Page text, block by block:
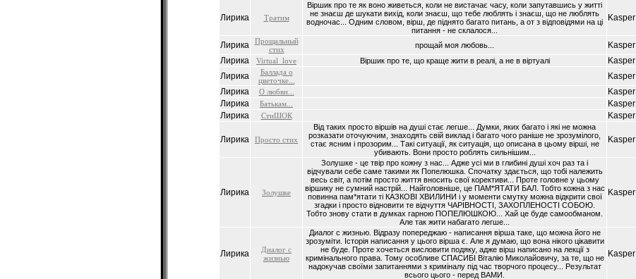
Лирика Тратим
Віршик про те як воно живеться, коли не вистачає часу, коли запутавшись у житті
не знаєш де шукати вихід, коли знаєш, що тебе люблять і знаєш, що не люблять
водночас... Одним словом, вірш, де піднято багато питань, а от з відповідями на ці
питання - не склалося...
Kasper
Лирика
Прощальный
стих
прощай моя любовь... Kasper
Лирика
Virtual_love Вiршик про те, що краще жити в реалi, а не в вiртуалi Kasper
Лирика
Баллада о
цветочке...
Kasper
Лирика
О любви... Kasper
Лирика
Батькам... Kasper
Лирика
СтиШОК Kasper
Лирика Просто стих
Вiд таких просто вiршiв на душi стає легше... Думки, яких багато i якi не можна
розказати оточуючим, знаходять свiй виклад i багато чого ранiше не зрозумiлого,
стає ясним i прозорим... Такi ситуацiї, як ситуацiя, що описана в цьому вiршi, не
убивають. Вони просто роблять сильнiшим...
Kasper
Лирика Золушке
Золушке - це твiр про кожну з нас... Адже усi ми в глибинi душi хоч раз та i
вiдчували себе саме такими як Попелюшка. Спочатку здається, що тобi належить
весь свiт, а потiм просто життя вносить свої корективи... Проте головне у цьому
вiршику не сумний настрiй... Найголовнiше, це ПАМ*ЯТАТИ БАЛ. Тобто кожна з нас
повинна пам*ятати тi КАЗКОВI ХВИЛИНИ i у моменти смутку можна вiдкрити свої
згадки i просто вiдновити те вiдчуття ЧАРIВНОСТI, ЗАХОПЛЕНОСТI СОБОЮ.
Тобто знову стати в думках гарною ПОПЕЛЮШКОЮ... Хай це буде самообманом.
Але так жити набагато легше...
Kasper
Лирика
Диалог с
жизнью
Диалог с жизнью. Вiдразу попереджаю - написання вiрша таке, що можна його не
зрозумiти. Iсторiя написання у цього вiрша є. Але я думаю, що вона нiкого цiкавити
не буде. Проте хочеться висловити подяку, адже вiрш написано на лекцiї з
кримiнального права. Тому особливе СПАСИБI Вiталiю Миколайовичу, за те, що не
надокучав своїми запитаннями з кримiналу пiд час творчого процесу... Результат
всього цього - перед ВАМИ.
Kasper